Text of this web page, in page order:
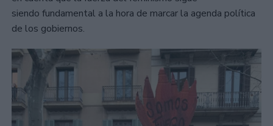
siendo fundamental a la hora de marcar la agenda política
de los gobiernos.